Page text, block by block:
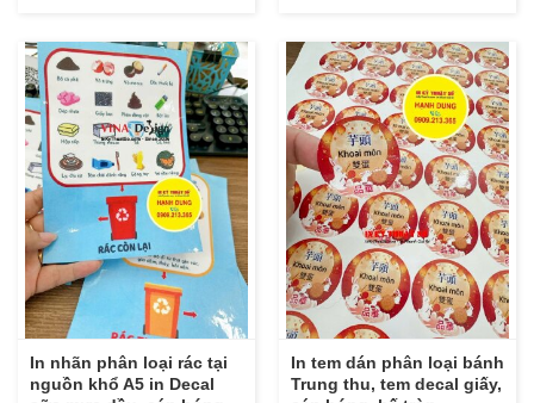
In nhãn phân loại rác tại
nguồn khổ A5 in Decal
In tem dán phân loại bánh
Trung thu, tem decal giấy,